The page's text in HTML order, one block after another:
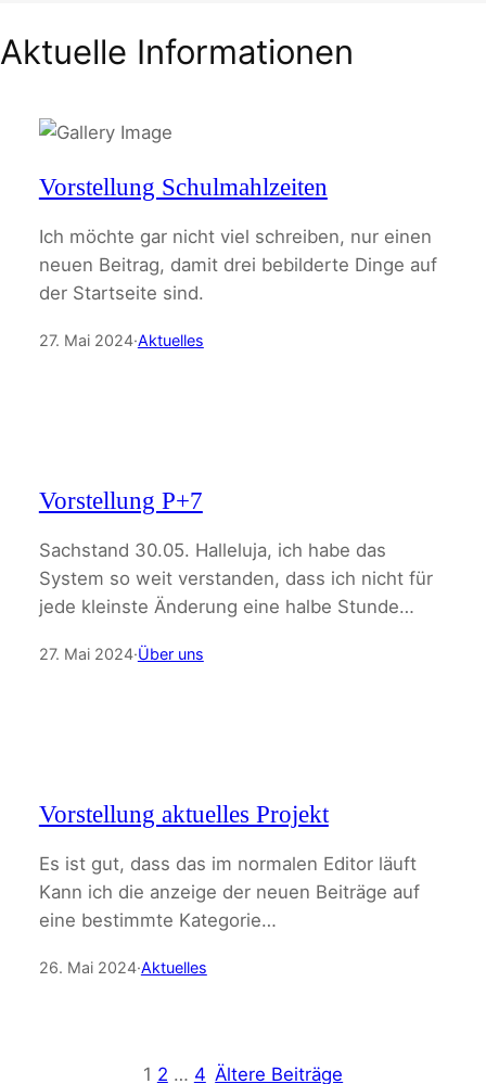
Aktuelle Informationen
Vorstellung Schulmahlzeiten
Ich möchte gar nicht viel schreiben, nur einen
neuen Beitrag, damit drei bebilderte Dinge auf
der Startseite sind.
27. Mai 2024·Aktuelles
Vorstellung P+7
Sachstand 30.05. Halleluja, ich habe das
System so weit verstanden, dass ich nicht für
jede kleinste Änderung eine halbe Stunde…
27. Mai 2024·Über uns
Vorstellung aktuelles Projekt
Es ist gut, dass das im normalen Editor läuft
Kann ich die anzeige der neuen Beiträge auf
eine bestimmte Kategorie…
26. Mai 2024·Aktuelles
1 2 … 4 Ältere Beiträge